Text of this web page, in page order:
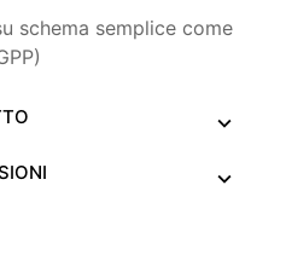
schema semplice come